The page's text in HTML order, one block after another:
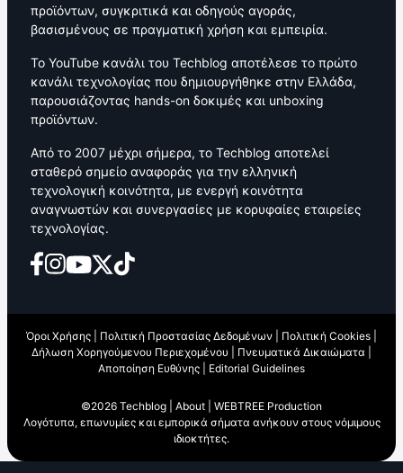
προϊόντων, συγκριτικά και οδηγούς αγοράς,
βασισμένους σε πραγματική χρήση και εμπειρία.
Το YouTube κανάλι του Techblog αποτέλεσε το πρώτο
κανάλι τεχνολογίας που δημιουργήθηκε στην Ελλάδα,
παρουσιάζοντας hands-on δοκιμές και unboxing
προϊόντων.
Από το 2007 μέχρι σήμερα, το Techblog αποτελεί
σταθερό σημείο αναφοράς για την ελληνική
τεχνολογική κοινότητα, με ενεργή κοινότητα
αναγνωστών και συνεργασίες με κορυφαίες εταιρείες
τεχνολογίας.
Όροι Χρήσης Πολιτική Προστασίας Δεδομένων Πολιτική Cookies
Δήλωση Χορηγούμενου Περιεχομένου
Πνευματικά Δικαιώματα
Αποποίηση Ευθύνης
Editorial Guidelines
©2026 Techblog | About
WEBTREE Production
Λογότυπα, επωνυμίες και εμπορικά σήματα ανήκουν στους νόμιμους
ιδιοκτήτες.